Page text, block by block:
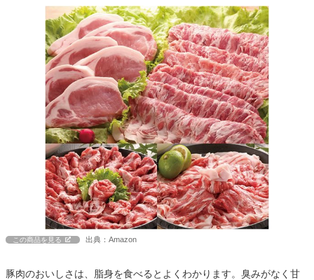
この商品を見る 出典：Amazon
豚肉のおいしさは、脂身を食べるとよくわかります。臭みがなく甘